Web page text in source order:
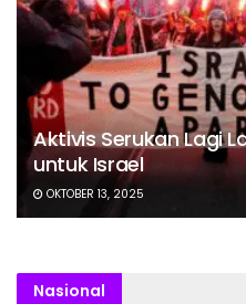
Aktivis Serukan Lagi
untuk Israel
OKTOBER 13, 2025
Nasional